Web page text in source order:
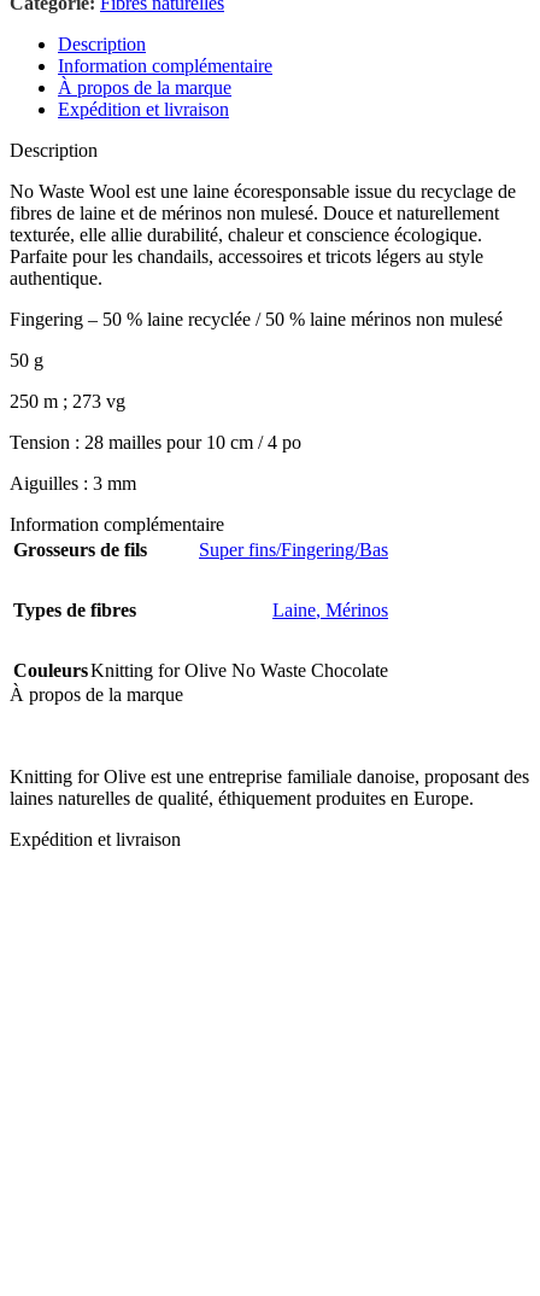
Description
Information complémentaire
À propos de la marque
Expédition et livraison
Description
No Waste Wool est une laine écoresponsable issue du recyclage de
fibres de laine et de mérinos non mulesé. Douce et naturellement
texturée, elle allie durabilité, chaleur et conscience écologique.
Parfaite pour les chandails, accessoires et tricots légers au style
authentique.
Fingering – 50 % laine recyclée / 50 % laine mérinos non mulesé
50 g
250 m ; 273 vg
Tension : 28 mailles pour 10 cm / 4 po
Aiguilles : 3 mm
Information complémentaire
Grosseurs de fils
Super fins/Fingering/Bas
Types de fibres Laine, Mérinos
CouleursKnitting for Olive No Waste Chocolate
À propos de la marque
Knitting for Olive est une entreprise familiale danoise, proposant des
laines naturelles de qualité, éthiquement produites en Europe.
Expédition et livraison